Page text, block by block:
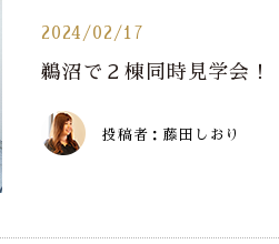
2024/02/17
鵜沼で２棟同時見学会！
投稿者：藤田しおり